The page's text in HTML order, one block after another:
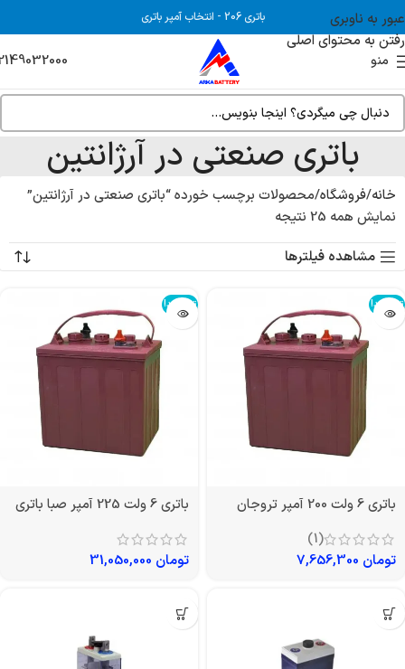
عبور به ناوبری
رفتن به محتوای اصلی
باتری 206 - انتخاب آمپر باتری
منو
باتری صنعتی در آرژانتین
خانه فروشگاه محصولات برچسب خورده “باتری صنعتی در آرژانتین”
نمایش همه 25 نتیجه
مشاهده فیلترها
تمام شد!
باتری 6 ولت 200 آمپر تروجان
(1)
تومان
تمام شد!
باتری 6 ولت 225 آمپر صبا باتری
تومان